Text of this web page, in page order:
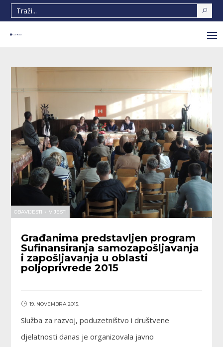
OBAVIJESTI • VIJESTI
Građanima predstavljen program
Sufinansiranja samozapošljavanja
i zapošljavanja u oblasti
poljoprivrede 2015
19. NOVEMBRA 2015.
Služba za razvoj, poduzetništvo i društvene
djelatnosti danas je organizovala javno